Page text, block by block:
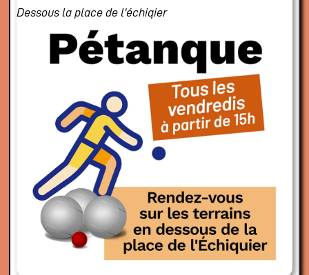
Dessous la place de l'échiqier